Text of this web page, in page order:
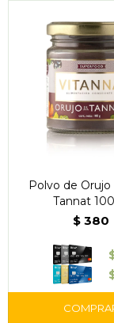
Polvo de Orujo
Tannat
$ 380